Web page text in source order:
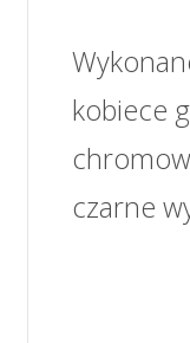
kobiece
czarne